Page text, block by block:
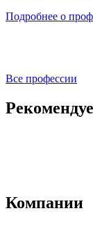
Подробнее о
Все профессии
Компании